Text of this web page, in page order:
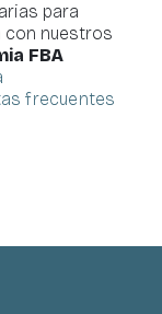
para
con nuestros
FBA
frecuentes